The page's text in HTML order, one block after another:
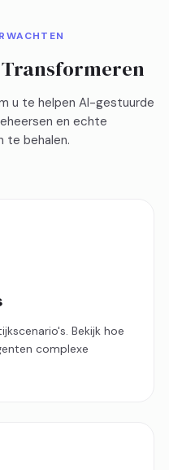
u te helpen AI-gestuurde
en echte
te behalen.
Bekijk hoe
complexe